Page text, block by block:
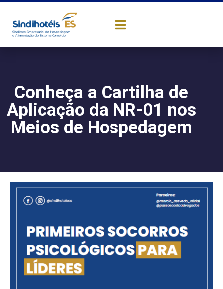
Conheça a Cartilha de
Aplicação da NR-01 nos
Meios de Hospedagem